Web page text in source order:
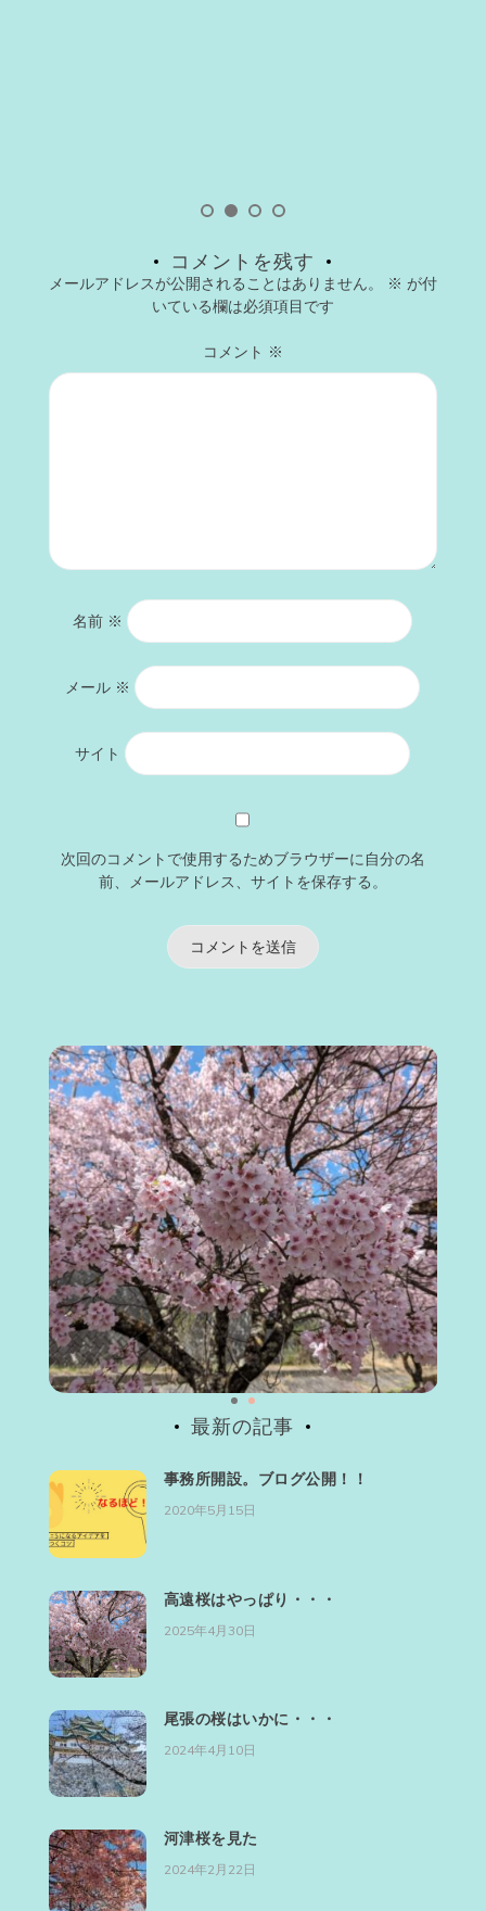
コメントを残す
メールアドレスが公開されることはありません。 ※ が付
いている欄は必須項目です
コメント ※
名前 ※
メール ※
サイト
次回のコメントで使用するためブラウザーに自分の名
前、メールアドレス、サイトを保存する。
最新の記事
事務所開設。ブログ公開！！
2020年5月15日
高遠桜はやっぱり・・・
2025年4月30日
尾張の桜はいかに・・・
2024年4月10日
河津桜を見た
2024年2月22日